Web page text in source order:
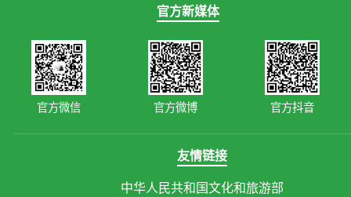
官方新媒体
官方微信 官方微博 官方抖音
友情链接
中华人民共和国文化和旅游部